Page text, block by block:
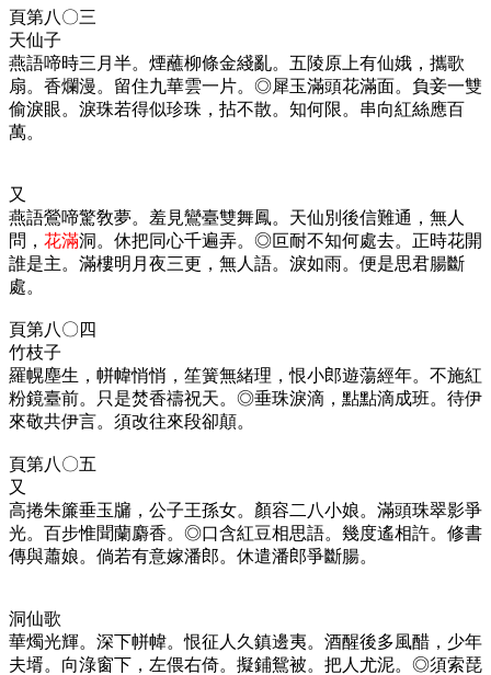
頁第八〇三
天仙子
燕語啼時三月半。煙蘸柳條金綫亂。五陵原上有仙娥，攜歌
扇。香爛漫。留住九華雲一片。◎犀玉滿頭花滿面。負妾一雙
偷淚眼。淚珠若得似珍珠，拈不散。知何限。串向紅絲應百
萬。
又
燕語鶯啼驚敎夢。羞見鸞臺雙舞鳳。天仙別後信難通，無人
問， 花滿洞。休把同心千遍弄。◎叵耐不知何處去。正時花開
誰是主。滿樓明月夜三更，無人語。淚如雨。便是思君腸斷
處。
頁第八〇四
竹枝子
羅幌塵生，帡幃悄悄，笙簧無緒理，恨小郎遊蕩經年。不施紅
粉鏡臺前。只是焚香禱祝天。◎垂珠淚滴，點點滴成班。待伊
來敬共伊言。須改往來段卻顛。
頁第八〇五
又
高捲朱簾垂玉牖，公子王孫女。顏容二八小娘。滿頭珠翠影爭
光。百步惟聞蘭麝香。◎口含紅豆相思語。幾度遙相許。修書
傳與蕭娘。倘若有意嫁潘郎。休遣潘郎爭斷腸。
洞仙歌
華燭光輝。深下帡幃。恨征人久鎮邊夷。酒醒後多風醋，少年
夫壻。向淥窗下，左偎右倚。擬鋪鴛被。把人尤泥。◎須索琵